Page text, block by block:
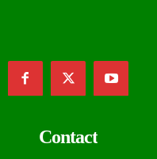
Contact